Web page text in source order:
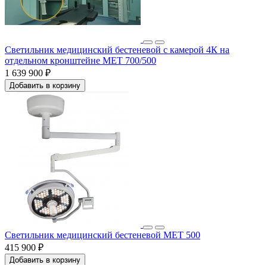
Светильник медицинский бестеневой с камерой 4К на
отдельном кронштейне МЕТ 700/500
1 639 900 ₽
Добавить в корзину
Светильник медицинский бестеневой МЕТ 500
415 900 ₽
Добавить в корзину